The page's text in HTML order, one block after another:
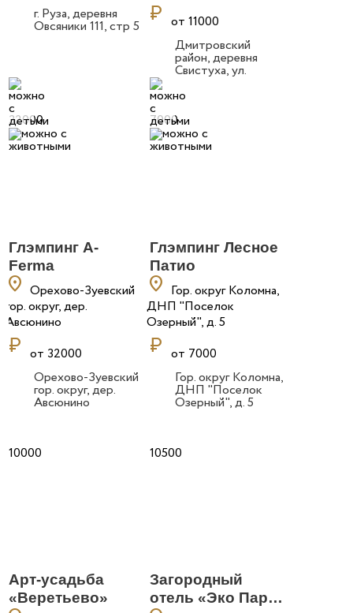
г. Руза, деревня
Овсяники 111, стр 5
currency_ruble от 11000
Дмитровский
район, деревня
Свистуха, ул.
32000
Глэмпинг A-
Ferma
location_on Орехово-Зуевский
гор. округ, дер.
Авсюнино
currency_ruble от 32000
Орехово-Зуевский
гор. округ, дер.
Авсюнино
7000
Глэмпинг Лесное
Патио
location_on Гор. округ Коломна,
ДНП "Поселок
Озерный", д. 5
currency_ruble от 7000
Гор. округ Коломна,
ДНП "Поселок
Озерный", д. 5
10000
Арт-усадьба
«Веретьево»
10500
Загородный
отель «Эко Парк